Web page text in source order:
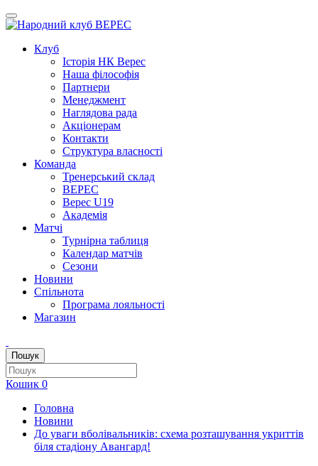
Клуб
Iсторiя НК Верес
Наша фiлософiя
Партнери
Менеджмент
Наглядова рада
Акціонерам
Контакти
Структура власності
Команда
Тренерський склад
ВЕРЕС
Верес U19
Академія
Матчі
Турнірна таблиця
Календар матчів
Сезони
Новини
Спільнота
Програма лояльності
Магазин
Пошук
Кошик 0
Головна
Новини
До уваги вболівальників: схема розташування укриттів
біля стадіону Авангард!